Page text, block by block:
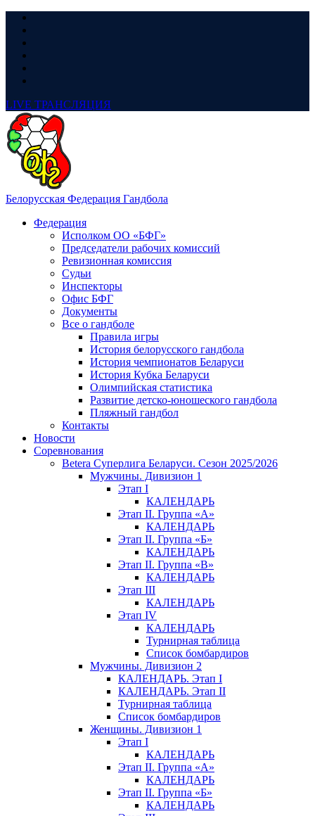
LIVE ТРАНСЛЯЦИЯ
Белорусская Федерация Гандбола
Федерация
Исполком ОО «БФГ»
Председатели рабочих комиссий
Ревизионная комиссия
Судьи
Инспекторы
Офис БФГ
Документы
Все о гандболе
Правила игры
История белорусского гандбола
История чемпионатов Беларуси
История Кубка Беларуси
Олимпийская статистика
Развитие детско-юношеского гандбола
Пляжный гандбол
Контакты
Новости
Соревнования
Betera Суперлига Беларуси. Сезон 2025/2026
Мужчины. Дивизион 1
Этап I
КАЛЕНДАРЬ
Этап II. Группа «А»
КАЛЕНДАРЬ
Этап II. Группа «Б»
КАЛЕНДАРЬ
Этап II. Группа «В»
КАЛЕНДАРЬ
Этап III
КАЛЕНДАРЬ
Этап IV
КАЛЕНДАРЬ
Турнирная таблица
Список бомбардиров
Мужчины. Дивизион 2
КАЛЕНДАРЬ. Этап I
КАЛЕНДАРЬ. Этап II
Турнирная таблица
Список бомбардиров
Женщины. Дивизион 1
Этап I
КАЛЕНДАРЬ
Этап II. Группа «А»
КАЛЕНДАРЬ
Этап II. Группа «Б»
КАЛЕНДАРЬ